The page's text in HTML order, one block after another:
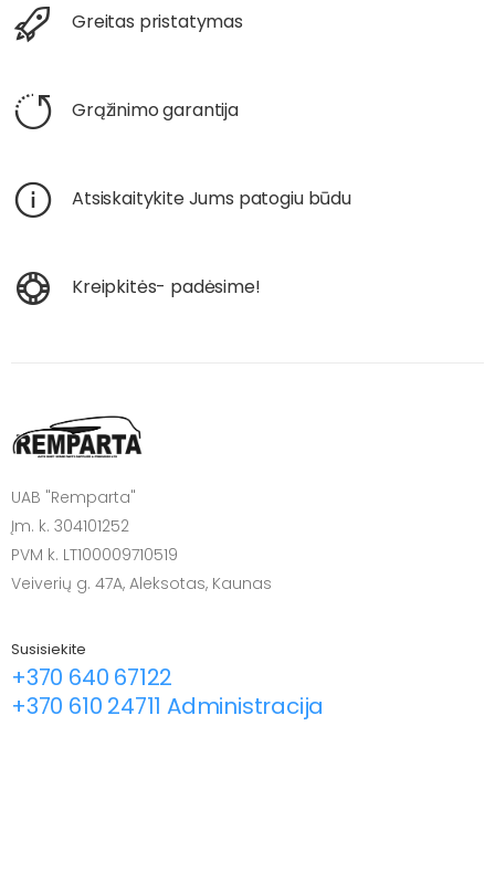
Greitas pristatymas
Grąžinimo garantija
Atsiskaitykite Jums patogiu būdu
Kreipkitės- padėsime!
UAB "Remparta"
Įm. k. 304101252
PVM k. LT100009710519
Veiverių g. 47A, Aleksotas, Kaunas
Susisiekite
+370 640 67122
+370 610 24711 Administracija